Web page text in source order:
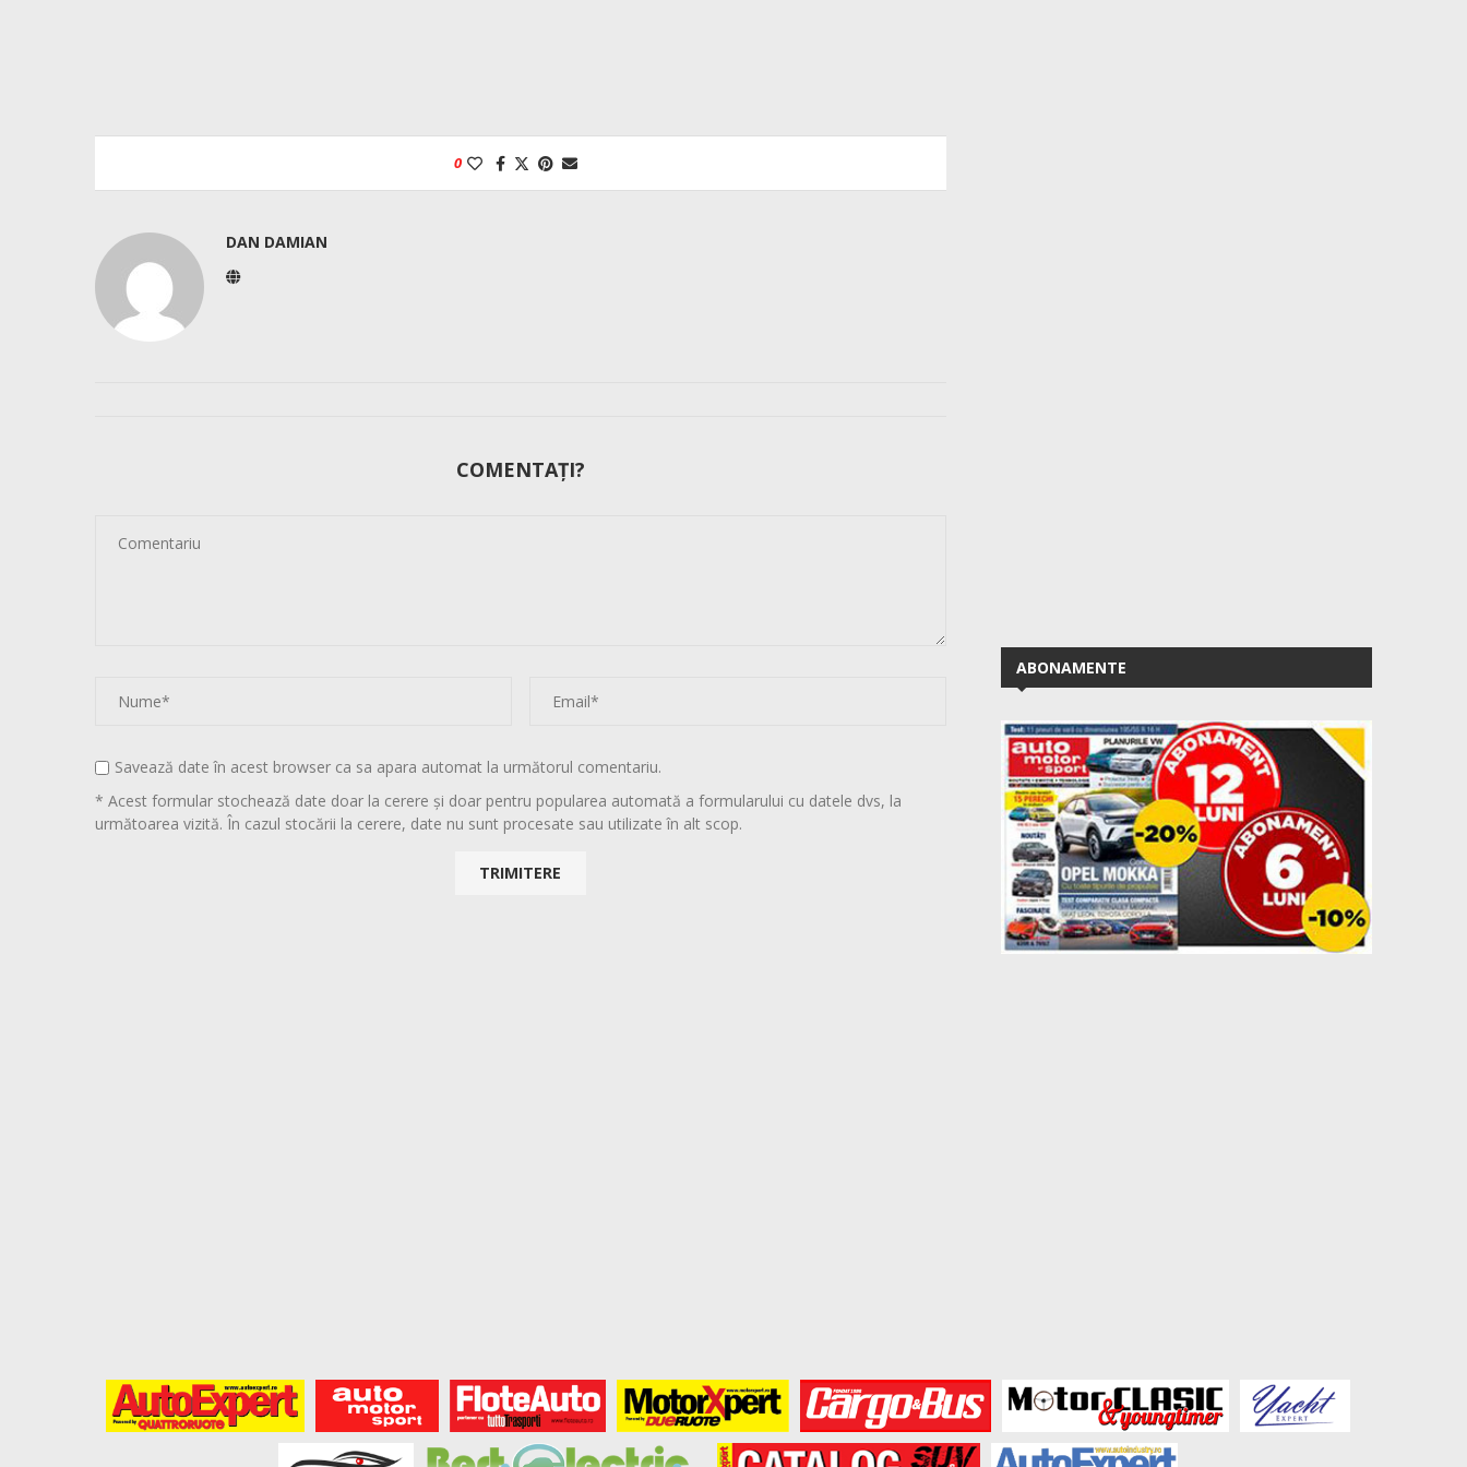
0
DAN DAMIAN
COMENTAȚI?
Savează date în acest browser ca sa apara automat la următorul comentariu.
* Acest formular stochează date doar la cerere și doar pentru popularea automată a formularului cu datele dvs, la
următoarea vizită. În cazul stocării la cerere, date nu sunt procesate sau utilizate în alt scop.
ABONAMENTE